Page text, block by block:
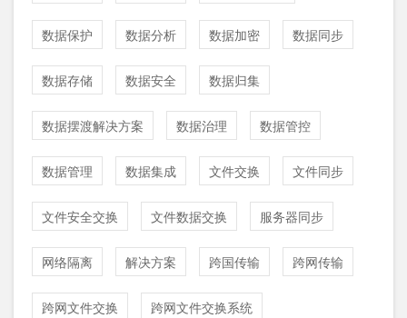
数据保护 数据分析 数据加密 数据同步
数据存储 数据安全 数据归集
数据摆渡解决方案 数据治理 数据管控
数据管理 数据集成 文件交换 文件同步
文件安全交换 文件数据交换 服务器同步
网络隔离 解决方案 跨国传输 跨网传输
跨网文件交换 跨网文件交换系统